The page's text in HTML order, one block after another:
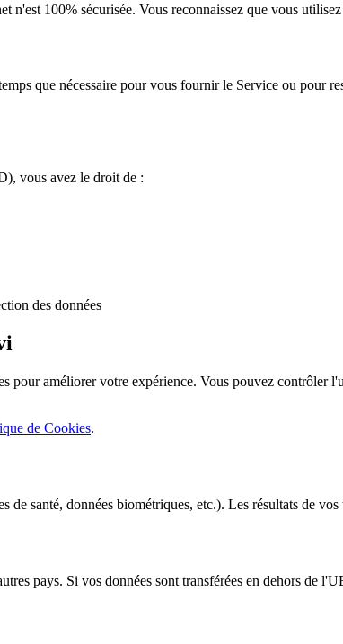
n'est 100% sécurisée. Vous reconnaissez que vous
que nécessaire pour vous fournir le Service ou pour
vous avez le droit de :
des données
pour améliorer votre expérience. Vous pouvez contrôler
de Cookies.
de santé, données biométriques, etc.). Les résultats de
pays. Si vos données sont transférées en dehors de